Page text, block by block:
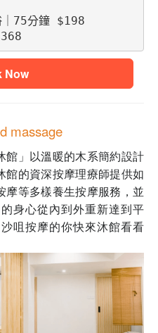
｜75分鐘 $198
Now
massage
館」以溫暖的木系簡約設計
館的資深按摩理療師提供如
摩等多樣養生按摩服務，並
身心從內到外重新達到平
咀按摩的你快來沐館看看